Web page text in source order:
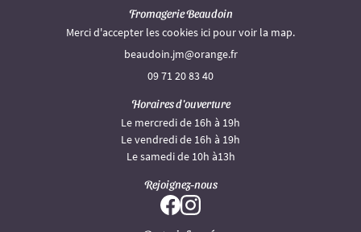
Fromagerie Beaudoin
Merci d'accepter les cookies ici pour voir la map.
09 71 20 83 40
Horaires d'ouverture
Le mercredi de 16h à 19h
Le vendredi de 16h à 19h
Le samedi de 10h à13h
Rejoignez-nous